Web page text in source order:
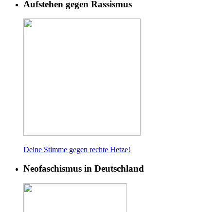
Aufstehen gegen Rassismus
Deine Stimme gegen rechte Hetze!
Neofaschismus in Deutschland